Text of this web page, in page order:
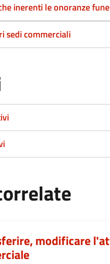
inerenti le onoranze
sedi commerciali
modificare